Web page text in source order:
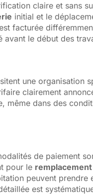
claire et sans
initial et le
facturée
avant le début des
une organisation
clairement
même dans des
de paiement
pour le
peuvent prendre
est